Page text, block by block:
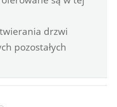
drzwi
pozostałych